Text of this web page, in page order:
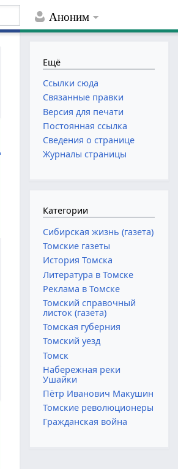
Аноним
Ещё
Ссылки сюда
Связанные правки
Версия для печати
Постоянная ссылка
Сведения о странице
Журналы страницы
Категории
Сибирская жизнь (газета)
Томские газеты
История Томска
Литература в Томске
Реклама в Томске
Томский справочный
листок (газета)
Томская губерния
Томский уезд
Томск
Набережная реки
Ушайки
Пётр Иванович Макушин
Томские революционеры
Гражданская война